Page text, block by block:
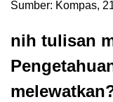
Sumber: Kompas,
nih tulisan